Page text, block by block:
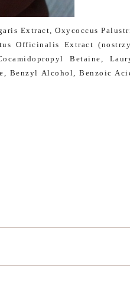
Extract, Oxycoccus
Officinalis Extract
Betaine,
Benzyl Alcohol, Benzoic